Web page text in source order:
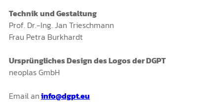
Technik und Gestaltung
Prof. Dr.-Ing. Jan Trieschmann
Frau Petra Burkhardt
Ursprüngliches Design des Logos der DGPT
neoplas GmbH
Email aninfo@dgpt.eu